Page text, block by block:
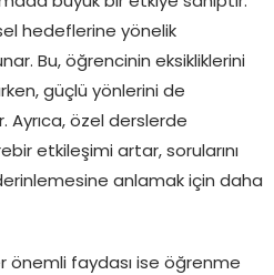
hedeflerine yönelik
Bu, öğrencinin eksikliklerini
güçlü yönlerini de
Ayrıca, özel derslerde
etkileşimi artar, sorularını
anlamak için daha
önemli faydası ise öğrenme